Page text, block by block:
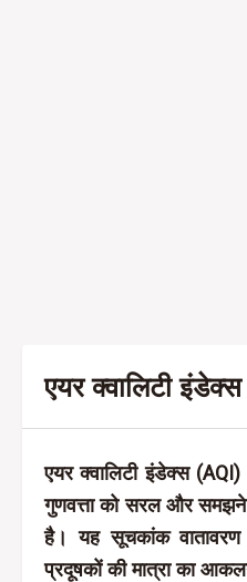
एयर क्वालिटी
एयर क्वालिटी इंडेक्स
गुणवत्ता को सरल और
है। यह सूचकांक वातावरण
प्रदूषकों की मात्रा का